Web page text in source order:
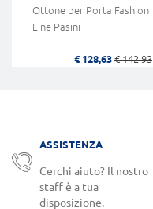
Ottone per Porta Fashion
Line Pasini
€ 128,63 € 142,93
ASSISTENZA
Cerchi aiuto? Il nostro
staff è a tua
disposizione.